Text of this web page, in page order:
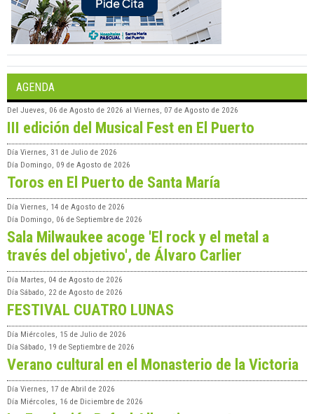
AGENDA
Del Jueves, 06 de Agosto de 2026 al Viernes, 07 de Agosto de 2026
III edición del Musical Fest en El Puerto
Día Viernes, 31 de Julio de 2026
Día Domingo, 09 de Agosto de 2026
Toros en El Puerto de Santa María
Día Viernes, 14 de Agosto de 2026
Día Domingo, 06 de Septiembre de 2026
Sala Milwaukee acoge 'El rock y el metal a
través del objetivo', de Álvaro Carlier
Día Martes, 04 de Agosto de 2026
Día Sábado, 22 de Agosto de 2026
FESTIVAL CUATRO LUNAS
Día Miércoles, 15 de Julio de 2026
Día Sábado, 19 de Septiembre de 2026
Verano cultural en el Monasterio de la Victoria
Día Viernes, 17 de Abril de 2026
Día Miércoles, 16 de Diciembre de 2026